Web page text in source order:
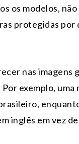
os modelos,
protegidas
nas imagens
exemplo,
inglês em vez